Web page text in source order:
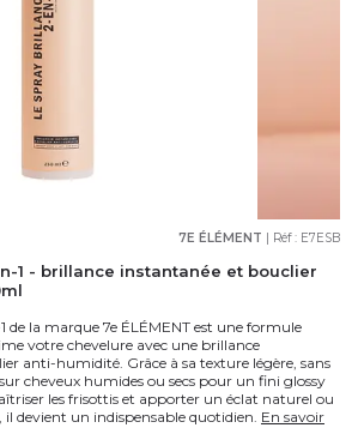
7E ÉLÉMENT | Réf : E7ESB
1 - brillance instantanée et bouclier
de la marque 7e ÉLÉMENT est une formule
votre chevelure avec une brillance
anti-humidité. Grâce à sa texture légère, sans
sur cheveux humides ou secs pour un fini glossy
les frisottis et apporter un éclat naturel ou
il devient un indispensable quotidien. En savoir